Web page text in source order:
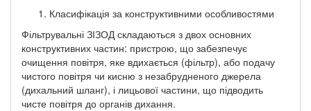
Класифікація за конструктивними особливостями
Фільтрувальні ЗІЗОД складаються з двох основних
конструктивних частин: пристрою, що забезпечує
очищення повітря, яке вдихається (фільтр), або подачу
чистого повітря чи кисню з незабрудненого джерела
(дихальний шланг), і лицьової частини, що підводить
чисте повітря до органів дихання.